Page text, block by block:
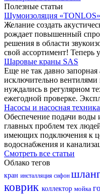
Полезные статьи
Шумоизоляция «TONLOS»
Желание создать
рождает повышенный
решения в области
свой ассортимент! Теперь
Шаровые краны SAS
Еще не так давно запорная
исключительно
нуждались в регулярном
ежегодной проверке.
Насосы и насосная
Обеспечение подачи воды
главных проблем тех
имеющих подключения к
водоснабжения и
Смотреть все статьи
Облако тегов
кран инсталляция сифон
коврик коллектор мойка